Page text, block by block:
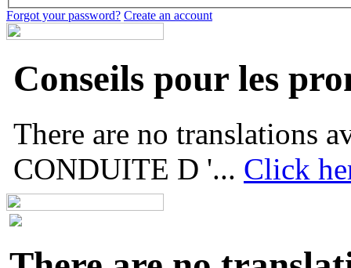
Forgot your password? Create an account
Conseils pour les
There are no translations
CONDUITE D '... Click